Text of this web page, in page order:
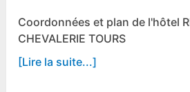
Coordonnées et plan de l'hôtel
CHEVALERIE TOURS
[Lire la suite...]